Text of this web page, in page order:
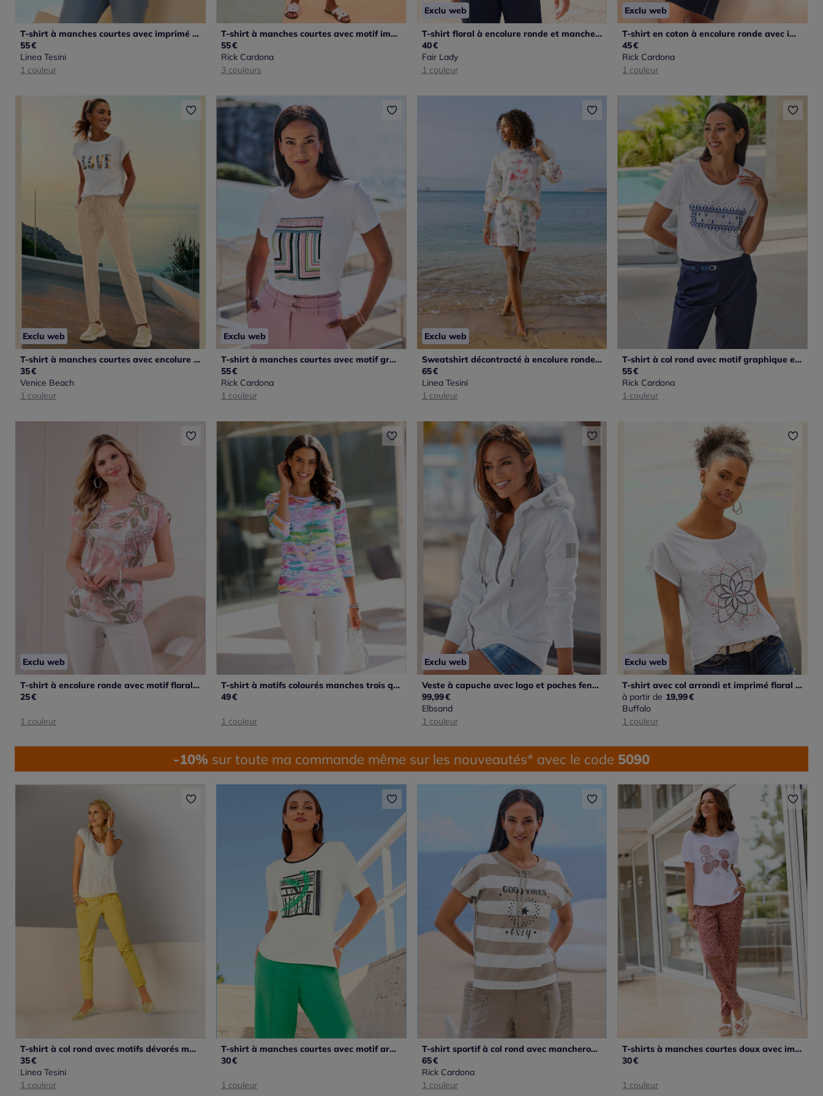
T-shirt à manches courtes avec imprimé feuille et inscription
55€
Linea Tesini
1 couleur
T-shirt à manches courtes avec motif imprimé et paillettes
55€
Rick Cardona
3 couleurs
Exclu web
T-shirt floral à encolure ronde et manches 3/4 en viscose
40€
Fair Lady
1 couleur
Exclu web
T-shirt en coton à encolure ronde avec imprimé et manches courtes
45€
Rick Cardona
1 couleur
Exclu web
T-shirt à manches courtes avec encolure ronde et inscription imprimée
35€
Venice Beach
1 couleur
Exclu web
T-shirt à manches courtes avec motif graphique en viscose ECOVERO
55€
Rick Cardona
1 couleur
Exclu web
Sweatshirt décontracté à encolure ronde et manches longues avec motifs floraux
65€
Linea Tesini
1 couleur
T-shirt à col rond avec motif graphique et pierres brillantes
55€
Rick Cardona
1 couleur
Exclu web
T-shirt à encolure ronde avec motif floral et mancherons
25€
1 couleur
T-shirt à motifs colourés manches trois quarts encolure ronde
49€
1 couleur
Exclu web
Veste à capuche avec logo et poches fendues
99,99€
Elbsand
1 couleur
Exclu web
T-shirt avec col arrondi et imprimé floral détaillé
à partir de 19,99€
Buffalo
1 couleur
-10% sur toute ma commande même sur les nouveautés* avec le code 5090
T-shirt à col rond avec motifs dévorés modernes
35€
Linea Tesini
1 couleur
T-shirt à manches courtes avec motif argent et brillant
30€
1 couleur
T-shirt sportif à col rond avec mancherons et rayures brillantes
65€
Rick Cardona
1 couleur
T-shirts à manches courtes doux avec imprimé géométrique moderne
30€
1 couleur